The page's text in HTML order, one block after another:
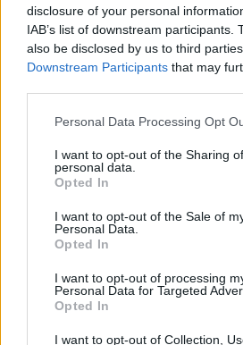
disclosure of your personal
IAB’s list of downstream participants.
also be disclosed by us to third
Downstream Participants that may
Please note that this website/app
not limited to your visit or usage
grant or deny consent to Google and
use your data for below specified
consent section.
Personal Data Processing Opt
I want to opt-out of the Sharing
personal data.
Opted In
I want to opt-out of the Sale of
Personal Data.
Opted In
I want to opt-out of processing
Personal Data for Targeted
Opted In
I want to opt-out of Collection,
VLACHODIMOS
Estos jugadores son baja: Marcao,
Estos jugadores son duda:
tras ser suplente en el último
de Sow. Ejuke es una opción para
izquierdo.